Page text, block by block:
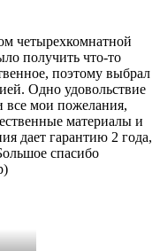
четырехкомнатной
получить что-то
поэтому выбрал
Одно удовольствие
все мои пожелания,
материалы и
дает гарантию 2 года,
спасибо